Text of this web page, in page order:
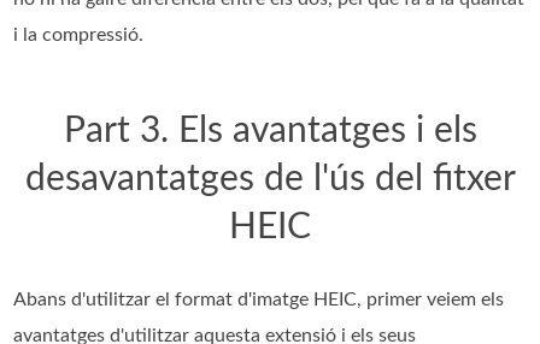
i la compressió.
Part 3. Els avantatges i els
desavantatges de l'ús del fitxer
HEIC
Abans d'utilitzar el format d'imatge HEIC, primer veiem els
avantatges d'utilitzar aquesta extensió i els seus